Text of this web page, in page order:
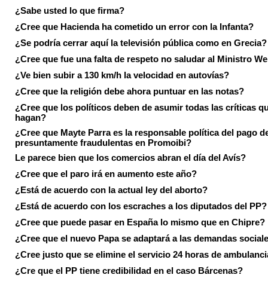
¿Sabe usted lo que firma?
¿Cree que Hacienda ha cometido un error con la Infanta?
¿Se podría cerrar aquí la televisión pública como en Grecia?
¿Cree que fue una falta de respeto no saludar al Ministro
¿Ve bien subir a 130 km/h la velocidad en autovías?
¿Cree que la religión debe ahora puntuar en las notas?
¿Cree que los políticos deben de asumir todas las críticas
hagan?
¿Cree que Mayte Parra es la responsable política del pago
presuntamente fraudulentas en Promoibi?
Le parece bien que los comercios abran el día del Avís?
¿Cree que el paro irá en aumento este año?
¿Está de acuerdo con la actual ley del aborto?
¿Está de acuerdo con los escraches a los diputados del PP?
¿Cree que puede pasar en España lo mismo que en Chipre?
¿Cree que el nuevo Papa se adaptará a las demandas
¿Cree justo que se elimine el servicio 24 horas de
¿Cre que el PP tiene credibilidad en el caso Bárcenas?